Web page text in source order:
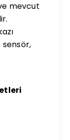
mevcut
sensör,